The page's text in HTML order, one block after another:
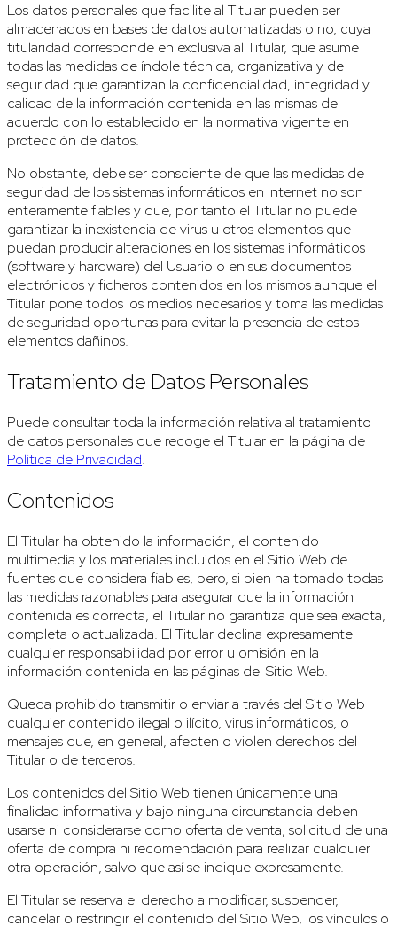
Los datos personales que facilite al Titular pueden ser
almacenados en bases de datos automatizadas o no, cuya
titularidad corresponde en exclusiva al Titular, que asume
todas las medidas de índole técnica, organizativa y de
seguridad que garantizan la confidencialidad, integridad y
calidad de la información contenida en las mismas de
acuerdo con lo establecido en la normativa vigente en
protección de datos.
No obstante, debe ser consciente de que las medidas de
seguridad de los sistemas informáticos en Internet no son
enteramente fiables y que, por tanto el Titular no puede
garantizar la inexistencia de virus u otros elementos que
puedan producir alteraciones en los sistemas informáticos
(software y hardware) del Usuario o en sus documentos
electrónicos y ficheros contenidos en los mismos aunque el
Titular pone todos los medios necesarios y toma las medidas
de seguridad oportunas para evitar la presencia de estos
elementos dañinos.
Tratamiento de Datos Personales
Puede consultar toda la información relativa al tratamiento
de datos personales que recoge el Titular en la página de
Política de Privacidad.
Contenidos
El Titular ha obtenido la información, el contenido
multimedia y los materiales incluidos en el Sitio Web de
fuentes que considera fiables, pero, si bien ha tomado todas
las medidas razonables para asegurar que la información
contenida es correcta, el Titular no garantiza que sea exacta,
completa o actualizada. El Titular declina expresamente
cualquier responsabilidad por error u omisión en la
información contenida en las páginas del Sitio Web.
Queda prohibido transmitir o enviar a través del Sitio Web
cualquier contenido ilegal o ilícito, virus informáticos, o
mensajes que, en general, afecten o violen derechos del
Titular o de terceros.
Los contenidos del Sitio Web tienen únicamente una
finalidad informativa y bajo ninguna circunstancia deben
usarse ni considerarse como oferta de venta, solicitud de una
oferta de compra ni recomendación para realizar cualquier
otra operación, salvo que así se indique expresamente.
El Titular se reserva el derecho a modificar, suspender,
cancelar o restringir el contenido del Sitio Web, los vínculos o